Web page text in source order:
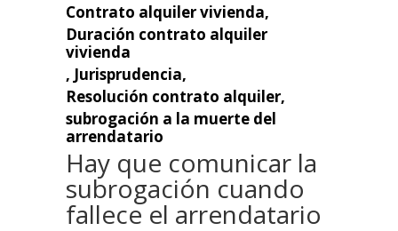
Contrato alquiler vivienda,
Duración contrato alquiler
vivienda
, Jurisprudencia,
Resolución contrato alquiler,
subrogación a la muerte del
arrendatario
Hay que comunicar la
subrogación cuando
fallece el arrendatario